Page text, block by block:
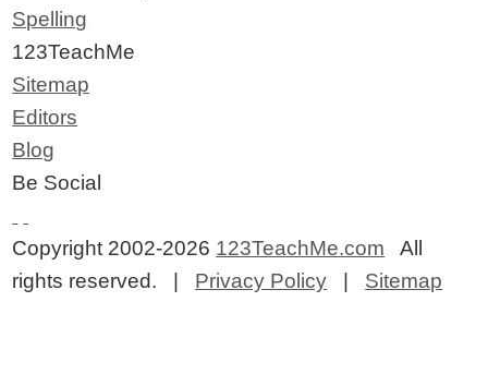
Spelling
123TeachMe
Sitemap
Editors
Blog
Be Social
Copyright 2002-2026 123TeachMe.com All
rights reserved. | Privacy Policy Sitemap